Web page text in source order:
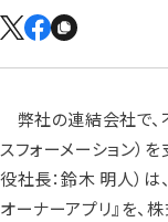
弊社の連結会社で、
スフォーメーション）
役社長：鈴木 明人）
オーナーアプリ』を、